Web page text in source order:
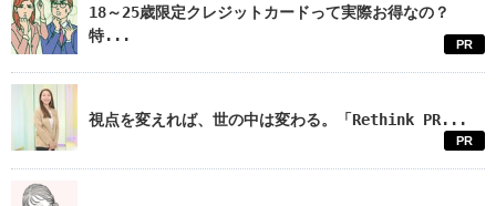
18～25歳限定クレジットカードって実際お得なの？
特...
PR
視点を変えれば、世の中は変わる。「Rethink PR...
PR